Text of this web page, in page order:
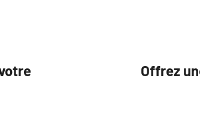
Offrez